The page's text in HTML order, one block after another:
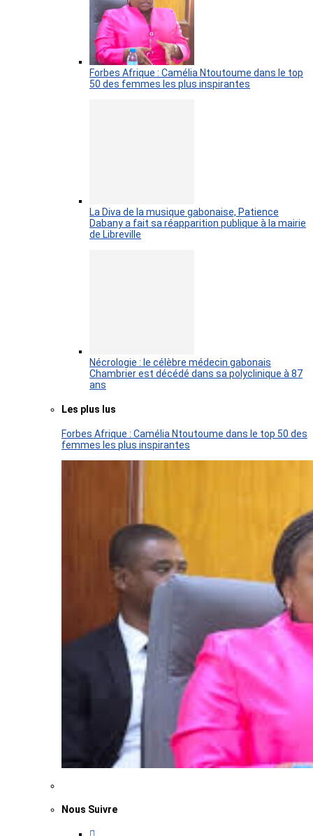
Forbes Afrique : Camélia Ntoutoume dans le top
50 des femmes les plus inspirantes
La Diva de la musique gabonaise, Patience
Dabany a fait sa réapparition publique à la mairie
de Libreville
Nécrologie : le célèbre médecin gabonais
Chambrier est décédé dans sa polyclinique à 87
ans
Les plus lus
Forbes Afrique : Camélia Ntoutoume dans le top 50 des
femmes les plus inspirantes
Nous Suivre